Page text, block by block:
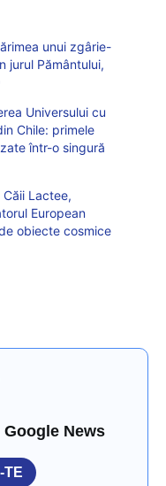
unui zgârie-
jurul Pământului,
Universului cu
Chile: primele
într-o singură
Lactee,
European
obiecte cosmice
News
TE